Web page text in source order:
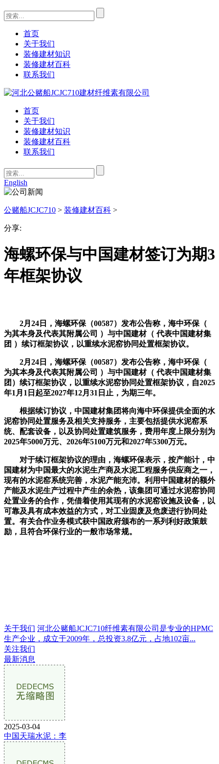
首页
关于我们
装修建材知识
装修建材百科
联系我们
首页
关于我们
装修建材知识
装修建材百科
联系我们
English
公赌船JCJC710 > 装修建材百科 >
分享:
海螺环保与中国建材签订为期3
年框架协议
2月24日，海螺环保（00587）发布公告称，海中环保（
为其本身及代表其附属公司 ）与中国建材（ 代表中国建材集
团 ）续订框架协议，以重续水泥窑协同处置框架协议。
2月24日，海螺环保（00587）发布公告称，海中环保（
为其本身及代表其附属公司 ）与中国建材（ 代表中国建材集
团）续订框架协议，以重续水泥窑协同处置框架协议，自2025
年1月1日起至2027年12月31日止，为期三年。
根据续订协议，中国建材集团将向海中环保提供全面的水
泥窑协同处置服务及相关支持服务，主要包括提供水泥窑系
统、配套设备，以及协同处置建筑服务，费用年度上限分别为
2025年5000万元、2026年5100万元和2027年5300万元。
对于续订框架协议的理由，海螺环保表示，按产能计，中
国建材为中国最大的水泥生产商及水泥工程服务供应商之一，
现有的水泥窑系统完善，水泥产能充沛。利用中国建材的额外
产能及水泥生产过程中产生的余热，该集团可通过水泥窑协同
处置业务的合作，凭借着使用其现有的水泥窑设施及设备，以
可靠及具有成本效益的方式，对工业固废及危废进行协同处
置。有关合作业务模式获中国政府颁布的一系列利好政策鼓
励，且符合环保行业的一般市场常规。
关于我们 河北公赌船JCJC710纤维素有限公司是专业的HPMC
生产企业，成立于2009年，总投资3.8亿元，占地102亩...
关注我们
最新消息
2025-03-04
中国天瑞水泥：李